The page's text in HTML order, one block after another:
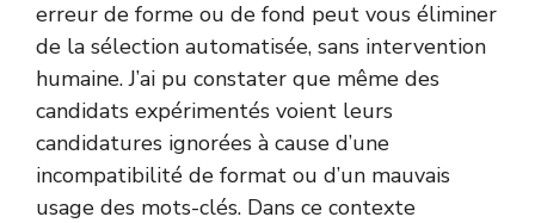
erreur de forme ou de fond peut vous éliminer
de la sélection automatisée, sans intervention
humaine. J’ai pu constater que même des
candidats expérimentés voient leurs
candidatures ignorées à cause d’une
incompatibilité de format ou d’un mauvais
usage des mots-clés. Dans ce contexte